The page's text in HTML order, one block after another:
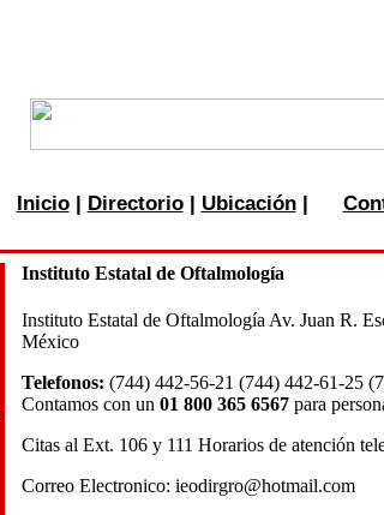
Inicio| Directorio| Ubicación|
Instituto Estatal de Oftalmología
Instituto Estatal de Oftalmología Av. Juan R.
México
Telefonos: (744) 442-56-21 (744) 442-61-25
Contamos con un 01 800 365 6567 para
Citas al Ext. 106 y 111 Horarios de atención
Correo Electronico: ieodirgro@hotmail.com